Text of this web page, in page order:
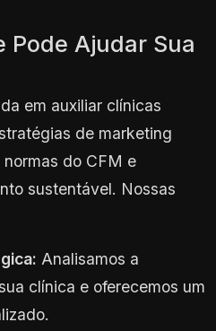
Pode Ajudar Sua
em auxiliar clínicas
de marketing
do CFM e
sustentável. Nossas
Analisamos a
clínica e oferecemos um